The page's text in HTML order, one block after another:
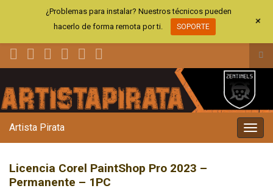
el
la
Artista Pirata
Licencia Corel PaintShop Pro 2023 –
Permanente – 1PC
¿Problemas para instalar? Nuestros técnicos pueden
hacerlo de forma remota por ti.
SOPORTE +